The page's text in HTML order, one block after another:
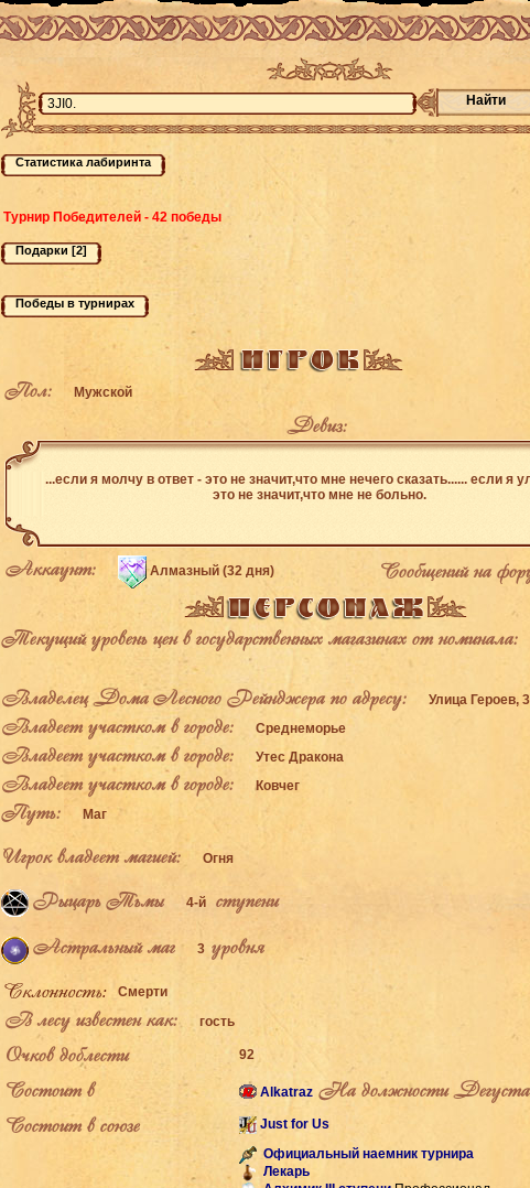
Найти
Турнир Победителей - 42 победы
Пол: Мужской
Девиз:
...если я молчу в ответ - это не значит,что мне нечего сказать...... если я
это не значит,что мне не больно.
Аккаунт: Алмазный (32 дня) Сообщений на
Текущий уровень цен в государственных магазинах от номинала:
Владелец Дома Лесного Рейнджера по адресу: Улица Героев,
Владеет участком в городе: Среднеморье
Владеет участком в городе: Утес Дракона
Владеет участком в городе: Ковчег
Путь: Маг
Игрок владеет магией: Огня
Рыцарь Тьмы 4-й
ступени
Астральный маг
3 уровня
Смерти
В лесу известен как: гость
Очков доблести 92
Состоит в Alkatraz На должности
Состоит в союзе
Just for Us
Официальный наемник турнира
Лекарь